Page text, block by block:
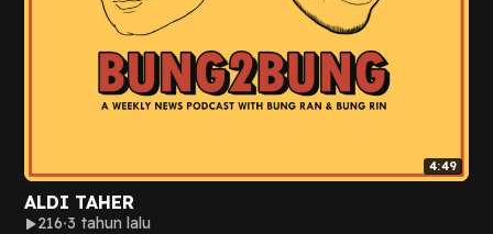
4:49
ALDI TAHER
216 3 tahun lalu